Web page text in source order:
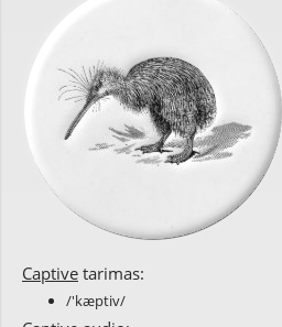
Captive tarimas:
/'kæptiv/